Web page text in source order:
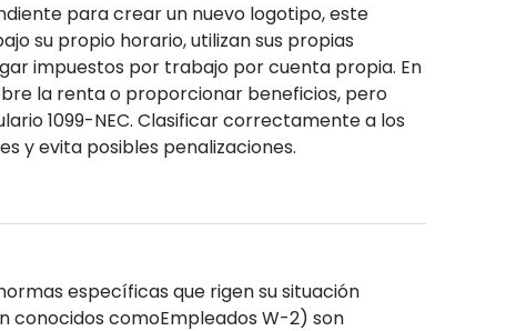
para crear un nuevo logotipo, este
su propio horario, utilizan sus propias
impuestos por trabajo por cuenta propia. En
la renta o proporcionar beneficios, pero
1099-NEC. Clasificar correctamente a los
y evita posibles penalizaciones.
específicas que rigen su situación
conocidos comoEmpleados W-2) son